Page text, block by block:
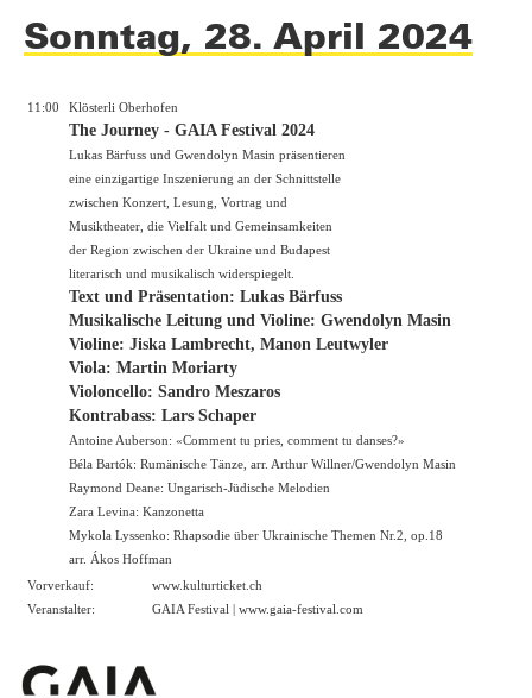
Sonntag, 28. April 2024
11:00 Klösterli Oberhofen
The Journey - GAIA Festival 2024
Lukas Bärfuss und Gwendolyn Masin präsentieren
eine einzigartige Inszenierung an der Schnittstelle
zwischen Konzert, Lesung, Vortrag und
Musiktheater, die Vielfalt und Gemeinsamkeiten
der Region zwischen der Ukraine und Budapest
literarisch und musikalisch widerspiegelt.
Text und Präsentation: Lukas Bärfuss
Musikalische Leitung und Violine: Gwendolyn Masin
Violine: Jiska Lambrecht, Manon Leutwyler
Viola: Martin Moriarty
Violoncello: Sandro Meszaros
Kontrabass: Lars Schaper
Antoine Auberson: «Comment tu pries, comment tu danses?»
Béla Bartók: Rumänische Tänze, arr. Arthur Willner/Gwendolyn Masin
Raymond Deane: Ungarisch-Jüdische Melodien
Zara Levina: Kanzonetta
Mykola Lyssenko: Rhapsodie über Ukrainische Themen Nr.2, op.18
arr. Ákos Hoffman
Vorverkauf:
www.kulturticket.ch
Veranstalter:
GAIA Festival | www.gaia-festival.com